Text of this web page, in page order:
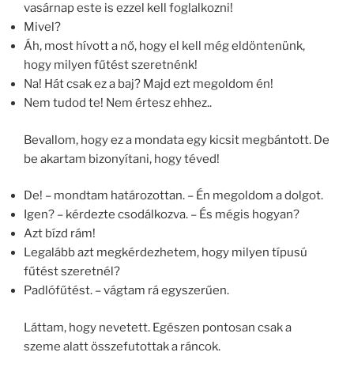
vasárnap este is ezzel kell foglalkozni!
Mivel?
Áh, most hívott a nő, hogy el kell még eldöntenünk,
hogy milyen fűtést szeretnénk!
Na! Hát csak ez a baj? Majd ezt megoldom én!
Nem tudod te! Nem értesz ehhez..
Bevallom, hogy ez a mondata egy kicsit megbántott. De
be akartam bizonyítani, hogy téved!
De! – mondtam határozottan. – Én megoldom a dolgot.
Igen? – kérdezte csodálkozva. – És mégis hogyan?
Azt bízd rám!
Legalább azt megkérdezhetem, hogy milyen típusú
fűtést szeretnél?
Padlófűtést. – vágtam rá egyszerűen.
Láttam, hogy nevetett. Egészen pontosan csak a
szeme alatt összefutottak a ráncok.